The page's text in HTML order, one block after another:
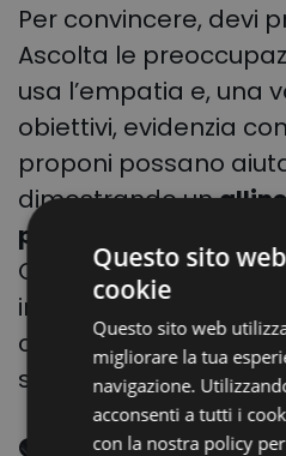
Per convincere, devi
Ascolta le
usa l’empatia e, una
obiettivi, evidenzia
proponi possano
dimostrando un
priorità
. Ad esempio,
CEO è concentrata
internazionale, illustra
chain digitalizzata
scalabilità.
🟢🟢 Sfrutta il principio
Questo sito
cookie
Questo sito web
migliorare la tua
navigazione.
acconsenti a tutti i
con la nostra policy